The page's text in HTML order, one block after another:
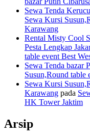
Sewa Tenda
Sewa Kursi
Karawang
Rental Misty Cool
Pesta Lengkap
table event Best
Sewa Tenda bazar
Susun,Round table
Sewa Kursi
Karawang pada
HK Tower Jaktim
Arsip